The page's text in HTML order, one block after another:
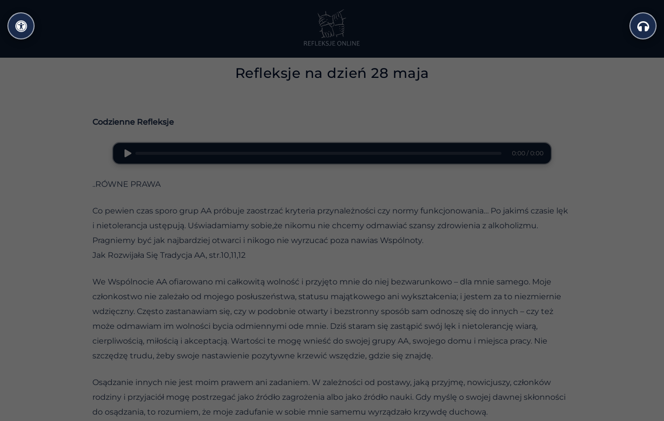
do
treści
Refleksje na dzień 28 maja
Codzienne Refleksje
0:00 / 0:00
..RÓWNE PRAWA
Co pewien czas sporo grup AA próbuje zaostrzać kryteria przynależności czy normy funkcjonowania… Po jakimś czasie lęk
i nietolerancja ustępują. Uświadamiamy sobie,że nikomu nie chcemy odmawiać szansy zdrowienia z alkoholizmu.
Pragniemy być jak najbardziej otwarci i nikogo nie wyrzucać poza nawias Wspólnoty.
Jak Rozwijała Się Tradycja AA, str.10,11,12
We Wspólnocie AA ofiarowano mi całkowitą wolność i przyjęto mnie do niej bezwarunkowo – dla mnie samego. Moje
członkostwo nie zależało od mojego posłuszeństwa, statusu majątkowego ani wykształcenia; i jestem za to niezmiernie
wdzięczny. Często zastanawiam się, czy w podobnie otwarty i bezstronny sposób sam odnoszę się do innych – czy też
może odmawiam im wolności bycia odmiennymi ode mnie. Dziś staram się zastąpić swój lęk i nietolerancję wiarą,
cierpliwością, miłością i akceptacją. Wartości te mogę wnieść do swojej grupy AA, swojego domu i miejsca pracy. Nie
szczędzę trudu, żeby swoje nastawienie pozytywne krzewić wszędzie, gdzie się znajdę.
Osądzanie innych nie jest moim prawem ani zadaniem. W zależności od postawy, jaką przyjmę, nowicjuszy, członków
rodziny i przyjaciół mogę postrzegać jako źródło zagrożenia albo jako źródło nauki. Gdy myślę o swojej dawnej skłonności
do osądzania, to rozumiem, że moje zadufanie w sobie mnie samemu wyrządzało krzywdę duchową.